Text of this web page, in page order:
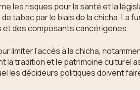
les risques pour la santé et la
tabac par le biais de la chicha.
et des composants cancérigènes.
l’accès à la chicha,
tradition et le patrimoine culturel
décideurs politiques doivent